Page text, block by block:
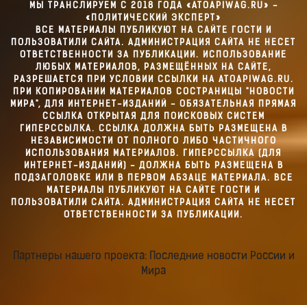
МЫ ТРАНСЛИРУЕМ С 2018 ГОДА «ATOAPIWAG.RU» -
«ПОЛИТИЧЕСКИЙ ЭКСПЕРТ»
ВСЕ МАТЕРИАЛЫ ПУБЛИКУЮТ НА САЙТЕ ГОСТИ И
ПОЛЬЗОВАТИЛИ САЙТА. АДМИНИСТРАЦИЯ САЙТА НЕ НЕСЕТ
ОТВЕТСТВЕННОСТИ ЗА ПУБЛИКАЦИИ. ИСПОЛЬЗОВАНИЕ
ЛЮБЫХ МАТЕРИАЛОВ, РАЗМЕЩЁННЫХ НА САЙТЕ,
РАЗРЕШАЕТСЯ ПРИ УСЛОВИИ ССЫЛКИ НА ATOAPIWAG.RU.
ПРИ КОПИРОВАНИИ МАТЕРИАЛОВ СОСТРАНИЦЫ "НОВОСТИ
МИРА", ДЛЯ ИНТЕРНЕТ-ИЗДАНИЙ - ОБЯЗАТЕЛЬНАЯ ПРЯМАЯ
ССЫЛКА ОТКРЫТАЯ ДЛЯ ПОИСКОВЫХ СИСТЕМ
ГИПЕРССЫЛКА. ССЫЛКА ДОЛЖНА БЫТЬ РАЗМЕЩЕНА В
НЕЗАВИСИМОСТИ ОТ ПОЛНОГО ЛИБО ЧАСТИЧНОГО
ИСПОЛЬЗОВАНИЯ МАТЕРИАЛОВ. ГИПЕРССЫЛКА (ДЛЯ
ИНТЕРНЕТ-ИЗДАНИЙ) - ДОЛЖНА БЫТЬ РАЗМЕЩЕНА В
ПОДЗАГОЛОВКЕ ИЛИ В ПЕРВОМ АБЗАЦЕ МАТЕРИАЛА. ВСЕ
МАТЕРИАЛЫ ПУБЛИКУЮТ НА САЙТЕ ГОСТИ И
ПОЛЬЗОВАТИЛИ САЙТА. АДМИНИСТРАЦИЯ САЙТА НЕ НЕСЕТ
ОТВЕТСТВЕННОСТИ ЗА ПУБЛИКАЦИИ.
Партнеры нашего проекта: Последние новости России и
Мира